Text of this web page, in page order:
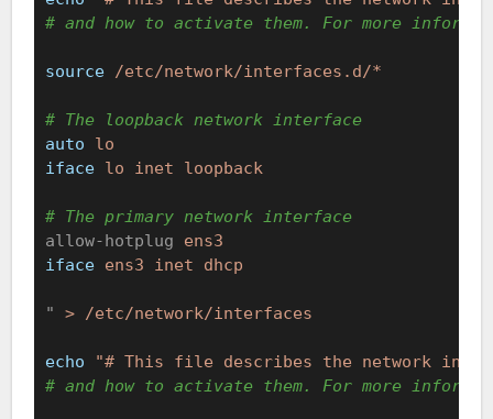
# and how to activate them. For more
source /etc/network/interfaces.d/*
# The loopback network interface
auto
lo
iface lo inet loopback
# The primary network interface
allow-hotplug
ens3
iface ens3 inet dhcp
" > /etc/network/interfaces
echo
"# This file describes the network
# and how to activate them. For more